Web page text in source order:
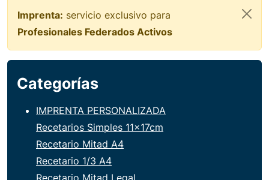
Imprenta: servicio exclusivo para
Profesionales Federados Activos
Categorías
IMPRENTA PERSONALIZADA
Recetarios Simples 11x17cm
Recetario Mitad A4
Recetario 1/3 A4